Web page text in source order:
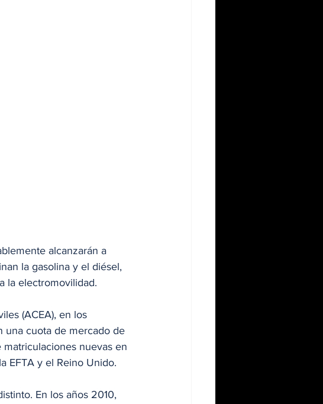
alcanzarán a
la gasolina y el diésel,
la electromovilidad.
(ACEA), en los
una cuota de mercado de
nuevas en
EFTA y el Reino Unido.
En los años 2010,